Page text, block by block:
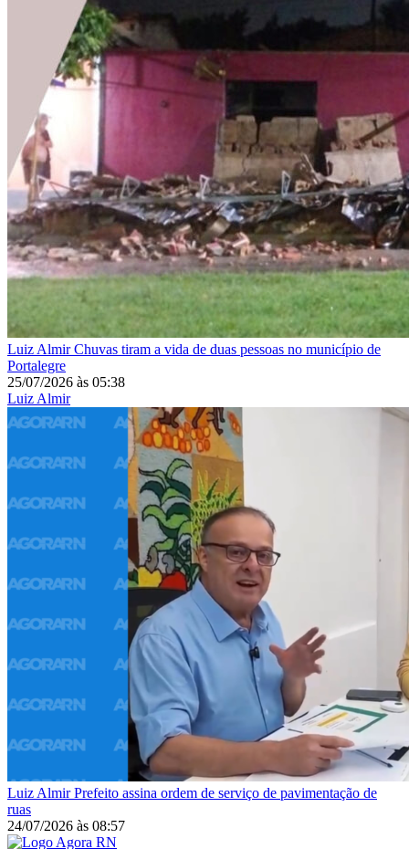
Luiz AlmirChuvas tiram a vida de duas pessoas no município de
Portalegre
25/07/2026 às 05:38
Luiz Almir
Luiz AlmirPrefeito assina ordem de serviço de pavimentação de
ruas
24/07/2026 às 08:57